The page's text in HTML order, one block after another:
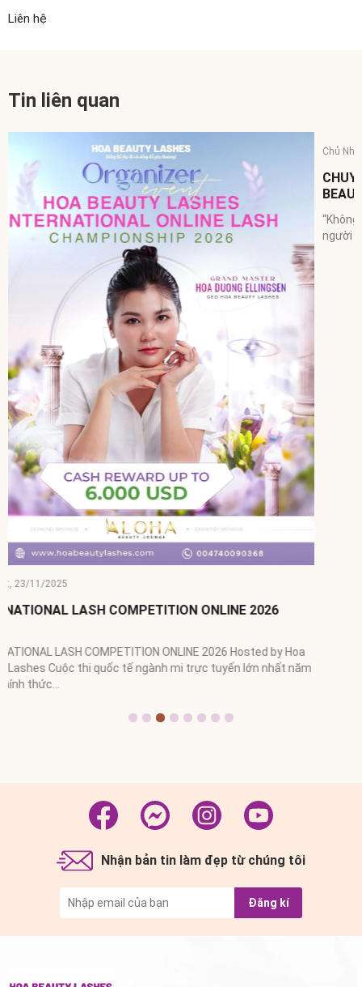
Liên hệ
Tin liên quan
Chủ Nhật, 23/11/2025
CHUYỂN GIAO CÔNG NGHỆ ĐÀO TẠO ONLINE – HOA
BEAUTY LASHES
“Không chỉ là tri thức, mà là hành trình kiến tạo thành công.” Có
người bắt đầu bằng đam mê. Nhưng có những người chọn đi...
Nhận bản tin làm đẹp từ chúng tôi
Đăng kí